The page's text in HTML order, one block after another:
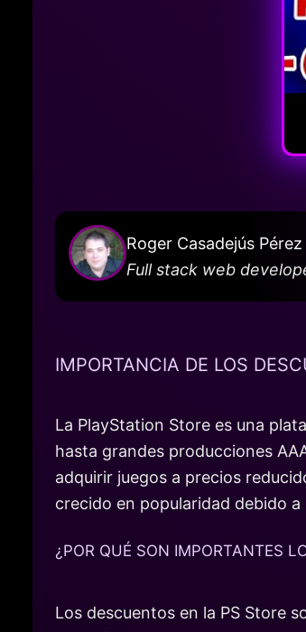
Roger Casadejús Pérez
Full stack web
IMPORTANCIA DE LOS
La PlayStation Store es una
hasta grandes producciones
adquirir juegos a precios
crecido en popularidad debido
¿POR QUÉ SON IMPORTANTES
Los descuentos en la PS Store